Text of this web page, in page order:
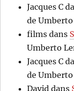
Jacques C
de
films dans
Umberto
Jacques C
de
David dans